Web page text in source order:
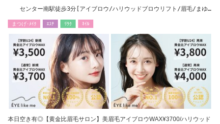
センター南駅徒歩3分[アイブロウ/ハリウッドブロウリフト/眉毛/まゆ
まつげ･ﾒｲｸ ｴｽﾃ ﾘﾗｸ ﾈｲﾙ
本日空き有◎【黄金比眉毛サロン】美眉毛アイブロウWAX¥3700/ハリウッド